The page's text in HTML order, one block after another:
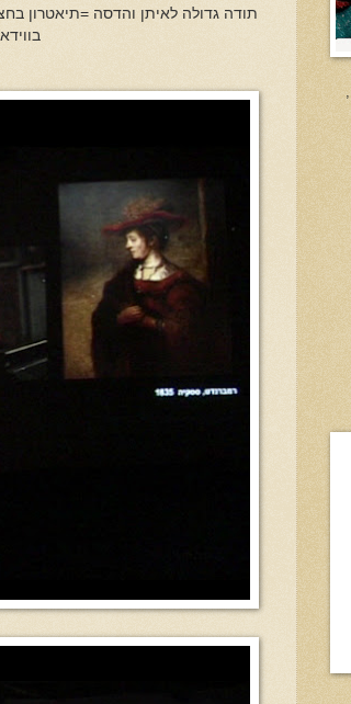
תודה גדולה לאיתן והדסה =תיאטרון
20:00 | בזום | עם Yakir Ben Moshe ,